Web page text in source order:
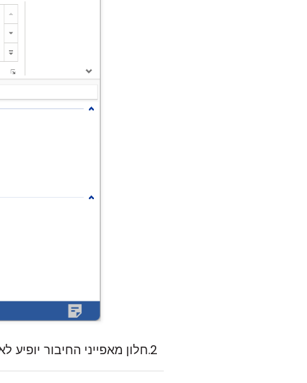
חלון מאפייני החיבור יופיע